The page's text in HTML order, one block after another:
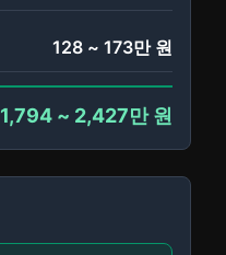
128 ~ 173만 원
1,794 ~ 2,427만 원